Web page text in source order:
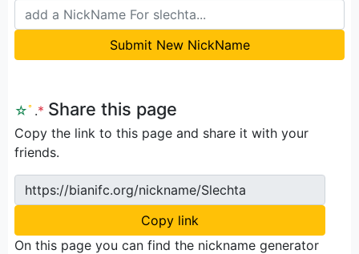
Submit New NickName
☆ﾟ .* Share this page
Copy the link to this page and share it with your
friends.
https://bianifc.org/nickname/Slechta
Copy link
On this page you can find the nickname generator